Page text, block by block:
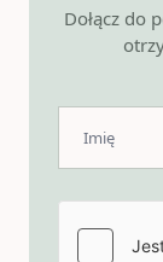
Dołącz do